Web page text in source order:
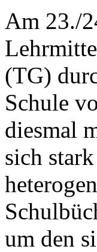
Am 23./
(TG)
Schule
diesmal
sich
um den